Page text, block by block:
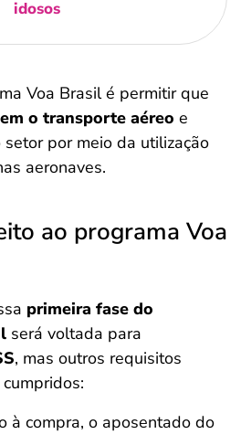
idosos
Voa Brasil é permitir que
o transporte aéreo e
por meio da utilização
aeronaves.
ao programa Voa
primeira fase do
será voltada para
, mas outros requisitos
à compra, o aposentado do